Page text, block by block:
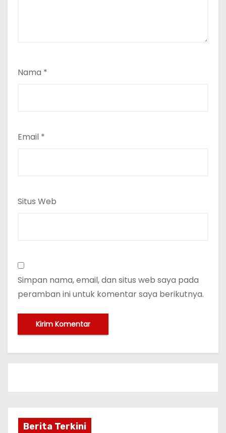
Nama *
Email *
Situs Web
Simpan nama, email, dan situs web saya pada
peramban ini untuk komentar saya berikutnya.
Berita Terkini